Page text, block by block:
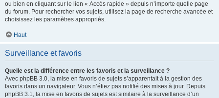
ou bien en cliquant sur le lien « Accès rapide » depuis n’importe quelle page
du forum. Pour rechercher vos sujets, utilisez la page de recherche avancée et
choisissez les paramètres appropriés.
Haut
Surveillance et favoris
Quelle est la différence entre les favoris et la surveillance ?
Avec phpBB 3.0, la mise en favoris de sujets s’apparentait à la gestion des
favoris dans un navigateur. Vous n’étiez pas notifié des mises à jour. Depuis
phpBB 3.1, la mise en favoris de sujets est similaire à la surveillance d’un